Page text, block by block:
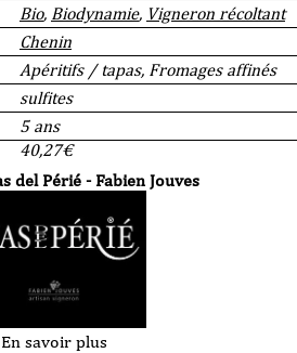
Bio, Biodynamie, Vigneron récoltant
Chenin
Apéritifs / tapas, Fromages affinés
sulfites
5 ans
40,27€
del Périé - Fabien Jouves
En savoir plus